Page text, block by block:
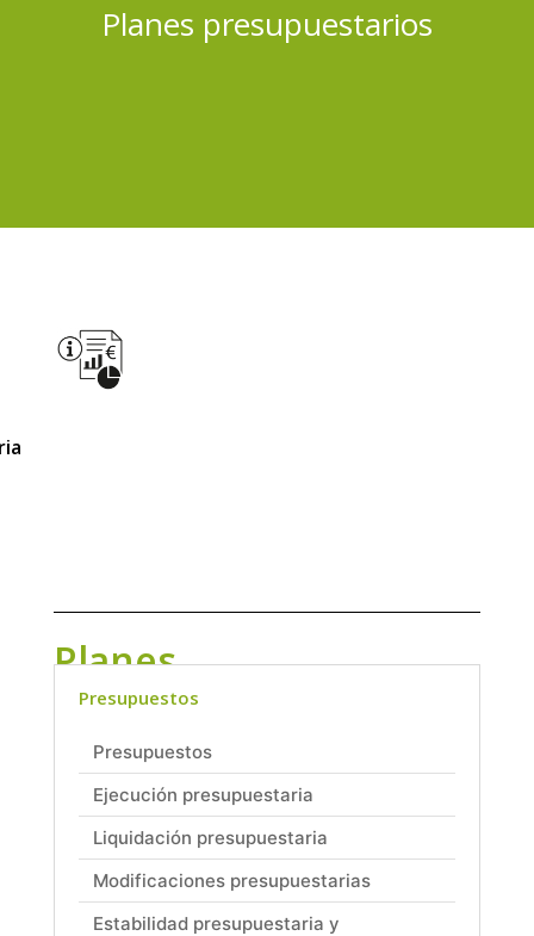
Planes presupuestarios
Planes
presupuestarios
Presupuestos
Presupuestos
Ejecución presupuestaria
Liquidación presupuestaria
Modificaciones presupuestarias
Estabilidad presupuestaria y